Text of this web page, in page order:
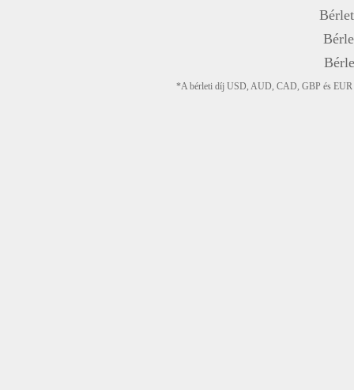
*A bérleti díj USD, AUD, CAD, GBP és EUR